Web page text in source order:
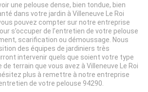
une pelouse dense, bien tondue, bien
dans votre jardin à Villeneuve Le Roi
pouvez compter sur notre entreprise
s’occuper de l’entretien de votre pelouse
scarification ou démoussage. Nous
des équipes de jardiniers très
intervenir quels que soient votre type
terrain que vous avez à Villeneuve Le Roi
plus à remettre à notre entreprise
de votre pelouse 94290.